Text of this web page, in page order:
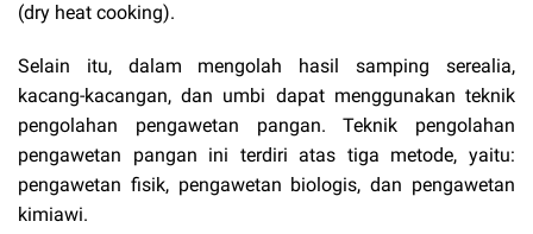
(dry heat cooking).
Selain itu, dalam mengolah hasil samping serealia,
kacang-kacangan, dan umbi dapat menggunakan teknik
pengolahan pengawetan pangan. Teknik pengolahan
pengawetan pangan ini terdiri atas tiga metode, yaitu:
pengawetan fisik, pengawetan biologis, dan pengawetan
kimiawi.